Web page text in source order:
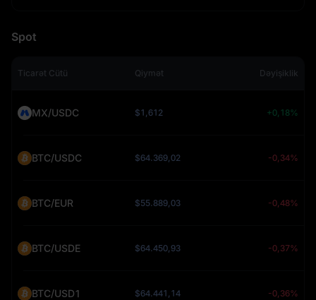
Spot
Ticarət Cütü Qiymət Dəyişiklik
MX/USDC $1,612 +0,18%
BTC/USDC $64.369,02 -0,34%
BTC/EUR $55.889,03 -0,48%
BTC/USDE $64.450,93 -0,37%
BTC/USD1 $64.441,14 -0,36%